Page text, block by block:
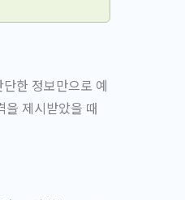
한 정보만으로 예
제시받았을 때